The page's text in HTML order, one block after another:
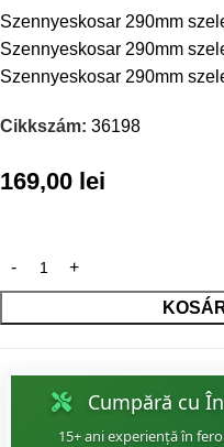
Szennyeskosar 290mm
Szennyeskosar 290mm
Szennyeskosar 290mm
Cikkszám: 36198
169,00 lei
Cumpără cu
15+ ani experiență în